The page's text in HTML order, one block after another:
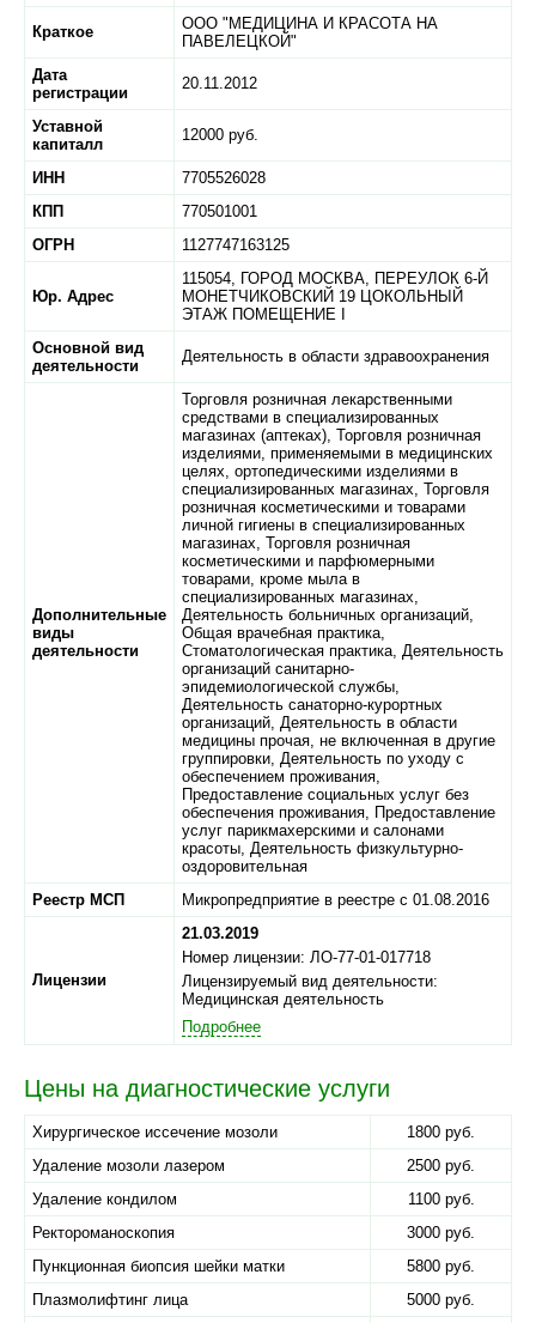
Краткое
ООО "МЕДИЦИНА И КРАСОТА НА
ПАВЕЛЕЦКОЙ"
Дата
регистрации
20.11.2012
Уставной
капиталл
12000 руб.
ИНН
7705526028
КПП
770501001
ОГРН
1127747163125
Юр. Адрес
115054, ГОРОД МОСКВА, ПЕРЕУЛОК 6-Й
МОНЕТЧИКОВСКИЙ 19 ЦОКОЛЬНЫЙ
ЭТАЖ ПОМЕЩЕНИЕ I
Основной вид
деятельности
Деятельность в области здравоохранения
Дополнительные
виды
деятельности
Торговля розничная лекарственными
средствами в специализированных
магазинах (аптеках), Торговля розничная
изделиями, применяемыми в медицинских
целях, ортопедическими изделиями в
специализированных магазинах, Торговля
розничная косметическими и товарами
личной гигиены в специализированных
магазинах, Торговля розничная
косметическими и парфюмерными
товарами, кроме мыла в
специализированных магазинах,
Деятельность больничных организаций,
Общая врачебная практика,
Стоматологическая практика, Деятельность
организаций санитарно-
эпидемиологической службы,
Деятельность санаторно-курортных
организаций, Деятельность в области
медицины прочая, не включенная в другие
группировки, Деятельность по уходу с
обеспечением проживания,
Предоставление социальных услуг без
обеспечения проживания, Предоставление
услуг парикмахерскими и салонами
красоты, Деятельность физкультурно-
оздоровительная
Реестр МСП
Микропредприятие в реестре с 01.08.2016
Лицензии
21.03.2019
Номер лицензии: ЛО-77-01-017718
Лицензируемый вид деятельности:
Медицинская деятельность
Подробнее
Цены на диагностические услуги
Хирургическое иссечение мозоли
1800 руб.
Удаление мозоли лазером
2500 руб.
Удаление кондилом
1100 руб.
Ректороманоскопия
3000 руб.
Пункционная биопсия шейки матки
5800 руб.
Плазмолифтинг лица
5000 руб.